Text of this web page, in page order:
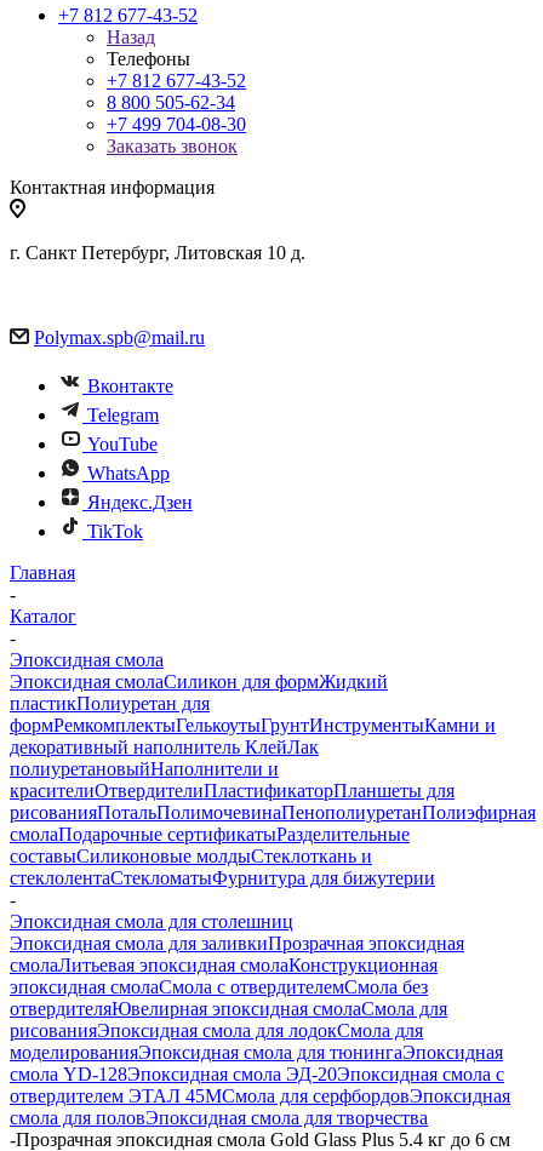
+7 812 677-43-52
Назад
Телефоны
+7 812 677-43-52
8 800 505-62-34
+7 499 704-08-30
Заказать звонок
Контактная информация
г. Санкт Петербург, Литовская 10 д.
Polymax.spb@mail.ru
Вконтакте
Telegram
YouTube
WhatsApp
Яндекс.Дзен
TikTok
Главная
-
Каталог
-
Эпоксидная смола
Эпоксидная смолаСиликон для формЖидкий
пластикПолиуретан для
формРемкомплектыГелькоутыГрунтИнструментыКамни и
декоративный наполнитель КлейЛак
полиуретановыйНаполнители и
красителиОтвердителиПластификаторПланшеты для
рисованияПотальПолимочевинаПенополиуретанПолиэфирная
смолаПодарочные сертификатыРазделительные
составыСиликоновые молдыСтеклоткань и
стеклолентаСтекломатыФурнитура для бижутерии
-
Эпоксидная смола для столешниц
Эпоксидная смола для заливкиПрозрачная эпоксидная
смолаЛитьевая эпоксидная смолаКонструкционная
эпоксидная смолаСмола с отвердителемСмола без
отвердителяЮвелирная эпоксидная смолаСмола для
рисованияЭпоксидная смола для лодокСмола для
моделированияЭпоксидная смола для тюнингаЭпоксидная
смола YD-128Эпоксидная смола ЭД-20Эпоксидная смола с
отвердителем ЭТАЛ 45МСмола для серфбордовЭпоксидная
смола для половЭпоксидная смола для творчества
-Прозрачная эпоксидная смола Gold Glass Plus 5.4 кг до 6 см